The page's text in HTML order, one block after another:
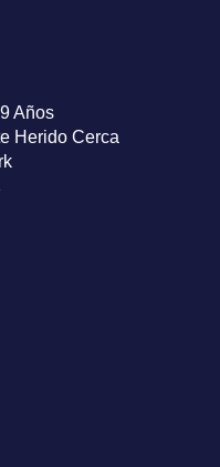
Años
Herido Cerca